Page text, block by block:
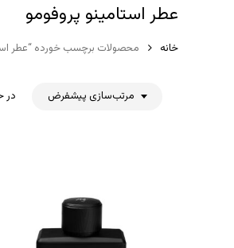
عطر استامینو پروفومو
خانه محصولات برچسب خورده “عطر
در مرتب‌سازی پیشفرض